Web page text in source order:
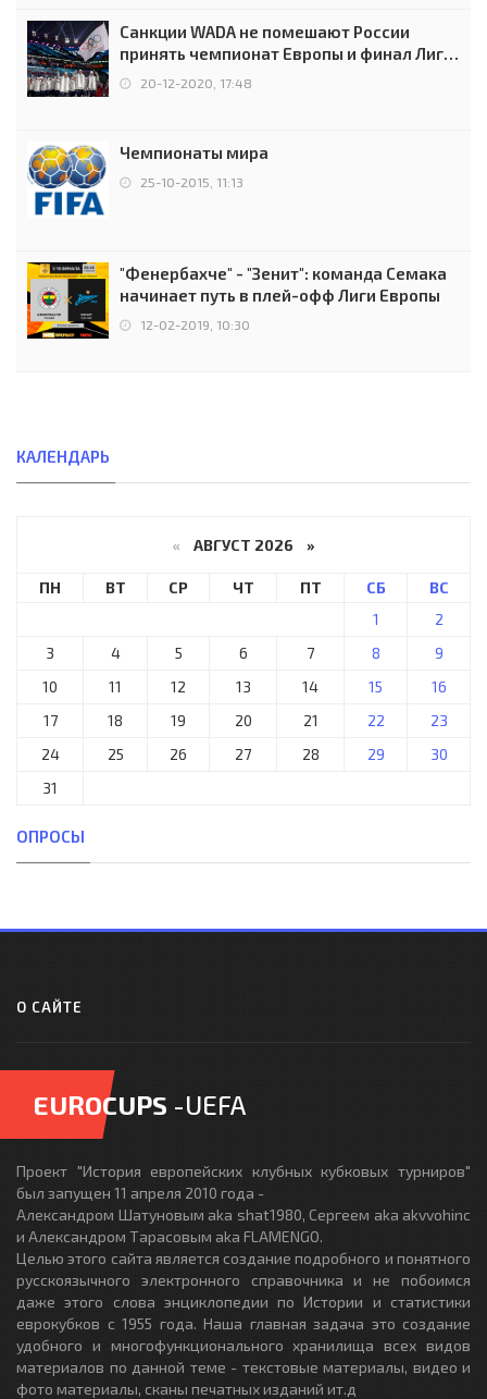
Санкции WADA не помешают России
принять чемпионат Европы и финал Лиги
чемпионов.
20-12-2020, 17:48
Чемпионаты мира
25-10-2015, 11:13
"Фенербахче" - "Зенит": команда Семака
начинает путь в плей-офф Лиги Европы
12-02-2019, 10:30
КАЛЕНДАРЬ
« АВГУСТ 2026 »
ПН ВТ СР ЧТ ПТ СБ
ВС
1
2
3
4 5 6 7 8
9
10
11 12 13 14 15
16
17
18 19 20 21 22
23
24
25 26 27 28 29
30
31
ОПРОСЫ
О САЙТЕ
EUROCUPS -UEFA
Проект "История европейских клубных кубковых турниров"
был запущен 11 апреля 2010 года -
Александром Шатуновым aka shat1980, Сергеем aka akvvohinc
и Александром Тарасовым aka FLAMENGO.
Целью этого сайта является создание подробного и понятного
русскоязычного электронного справочника и не побоимся
даже этого слова энциклопедии по Истории и статистики
еврокубков с 1955 года. Наша главная задача это создание
удобного и многофункционального хранилища всех видов
материалов по данной теме - текстовые материалы, видео и
фото материалы, сканы печатных изданий ит.д